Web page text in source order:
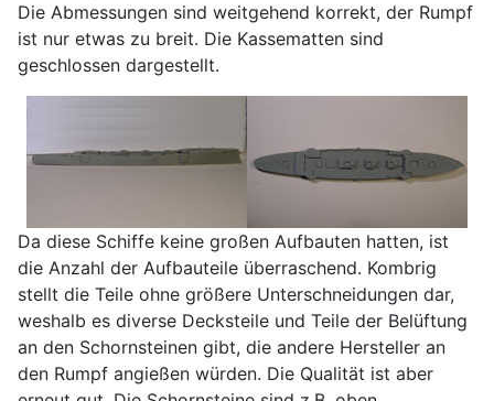
Die Abmessungen sind weitgehend korrekt, der Rumpf
ist nur etwas zu breit. Die Kassematten sind
geschlossen dargestellt.
Da diese Schiffe keine großen Aufbauten hatten, ist
die Anzahl der Aufbauteile überraschend. Kombrig
stellt die Teile ohne größere Unterschneidungen dar,
weshalb es diverse Decksteile und Teile der Belüftung
an den Schornsteinen gibt, die andere Hersteller an
den Rumpf angießen würden. Die Qualität ist aber